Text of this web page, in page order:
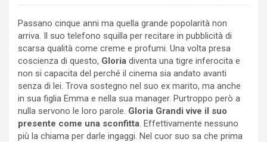
Passano cinque anni ma quella grande popolarità non
arriva. Il suo telefono squilla per recitare in pubblicità di
scarsa qualità come creme e profumi. Una volta presa
coscienza di questo, Gloria diventa una tigre inferocita e
non si capacita del perché il cinema sia andato avanti
senza di lei. Trova sostegno nel suo ex marito, ma anche
in sua figlia Emma e nella sua manager. Purtroppo però a
nulla servono le loro parole. Gloria Grandi vive il suo
presente come una sconfitta. Effettivamente nessuno
più la chiama per darle ingaggi. Nel cuor suo sa che prima